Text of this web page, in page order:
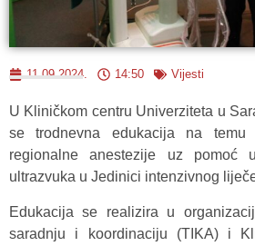
11.09.2024. 14:50 Vijesti
U Kliničkom centru Univerziteta u
se trodnevna edukacija na temu
regionalne anestezije uz pomoć
ultrazvuka u Jedinici intenzivnog
Edukacija se realizira u
saradnju i koordinaciju (TIKA) i